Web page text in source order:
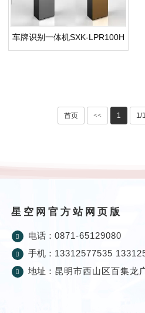
车牌识别一体机SXK-LPR100H
首页 << 1 1/1
星空网官方站网页版
电话： 0871-65129080
手机： 13312577535
地址： 昆明市西山区百集龙